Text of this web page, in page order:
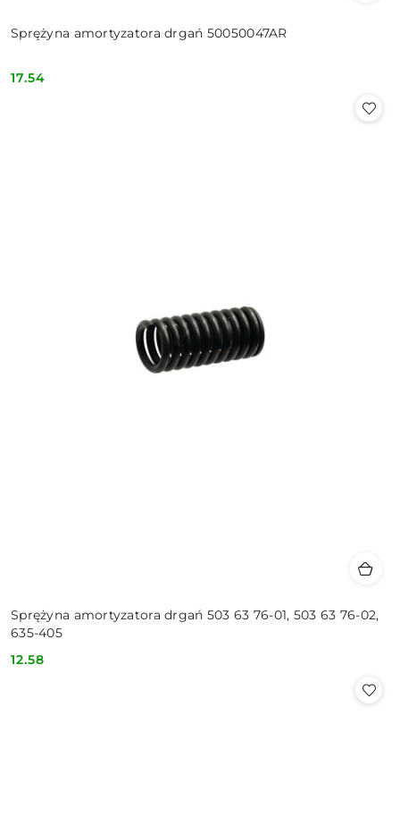
Sprężyna amortyzatora drgań 50050047AR
Cena:
17.54
Sprężyna amortyzatora drgań 503 63 76-01, 503 63 76-02,
635-405
Cena:
12.58